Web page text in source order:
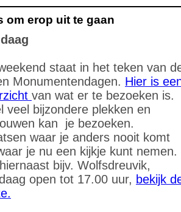
om erop uit te gaan
staat in het teken van
Monumentendagen. Hier is
van wat er te bezoeken is.
veel bijzondere plekken en
kan je bezoeken.
waar je anders nooit komt
je nu een kijkje kunt nemen.
bijv. Wolfsdreuvik,
open tot 17.00 uur, bekijk